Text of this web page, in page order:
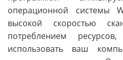
операционной системы
высокой скоростью
потреблением
использовать ваш